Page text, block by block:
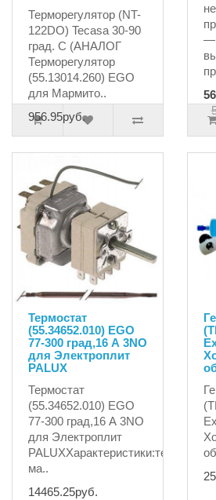
Терморегулятор (NT-
122DO) Tecasa 30-90
град. С (АНАЛОГ
Терморегулятор
(55.13014.260) EGO
для Мармито..
956.95руб.
—
Термостат
(55.34652.010) EGO
77-300 град,16 А 3NO
для Электроплит
PALUX
Термостат
(55.34652.010) EGO
77-300 град,16 А 3NO
для Электроплит
ма..
14465.25руб.